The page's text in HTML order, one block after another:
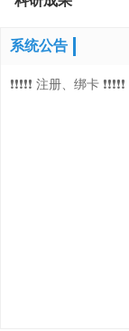
系统公告
❗❗❗❗❗ 注册、绑卡 ❗❗❗❗❗